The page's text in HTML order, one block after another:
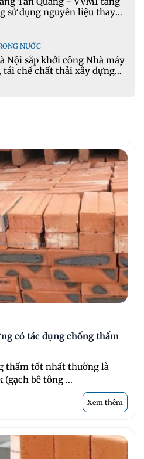
sử dụng nguyên liệu thay
NƯỚC
Nội sắp khởi công Nhà máy
tái chế chất thải xây dựng
có tác dụng chống thấm
thấm tốt nhất thường là
(gạch bê tông ...
Xem thêm